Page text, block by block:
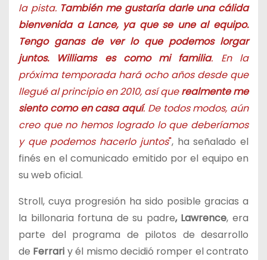
la pista. También me gustaría darle una cálida
bienvenida a Lance, ya que se une al equipo.
Tengo ganas de ver lo que podemos lorgar
juntos. Williams es como mi familia. En la
próxima temporada hará ocho años desde que
llegué al principio en 2010, así querealmente me
siento como en casa aquí. De todos modos, aún
creo que no hemos logrado lo que deberíamos
y que podemos hacerlo juntos", ha señalado el
finés en el comunicado emitido por el equipo en
su web oficial.
Stroll, cuya progresión ha sido posible gracias a
la billonaria fortuna de su padre, Lawrence, era
parte del programa de pilotos de desarrollo
de Ferrari y él mismo decidió romper el contrato